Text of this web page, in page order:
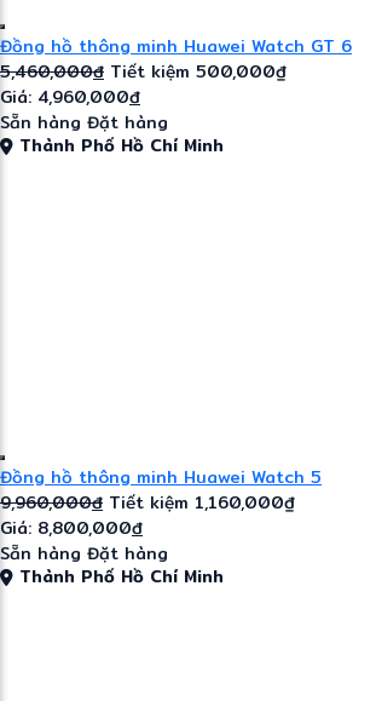
Đồng hồ thông minh Huawei Watch GT 6
5,460,000đ Tiết kiệm 500,000₫
Giá: 4,960,000đ
Sẵn hàng Đặt hàng
Thành Phố Hồ Chí Minh
Đồng hồ thông minh Huawei Watch 5
9,960,000đ Tiết kiệm 1,160,000₫
Giá: 8,800,000đ
Sẵn hàng Đặt hàng
Thành Phố Hồ Chí Minh